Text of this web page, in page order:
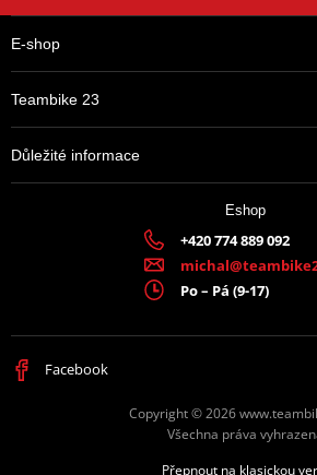
E-shop
Teambike 23
Důležité informace
Eshop
+420 774 889 092
Po – Pá (9-17)
Facebook
Copyright © 2026
Všechna práva
Přepnout na klasickou